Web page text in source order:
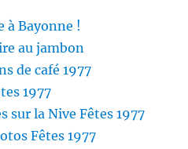
à Bayonne !
au jambon
de café 1977
1977
sur la Nive Fêtes 1977
Fêtes 1977